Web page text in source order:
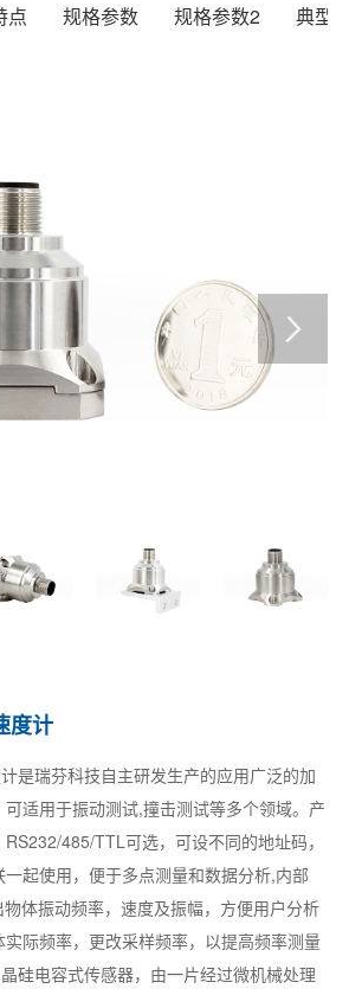
点 规格参数 规格参数2 典型
度计
是瑞芬科技自主研发生产的应用广泛的加
适用于振动测试,撞击测试等多个领域。产
485/TTL可选，可设不同的地址码，
起使用，便于多点测量和数据分析,内部
体振动频率，速度及振幅，方便用户分析
际频率，更改采样频率，以提高频率测量
硅电容式传感器，由一片经过微机械处理